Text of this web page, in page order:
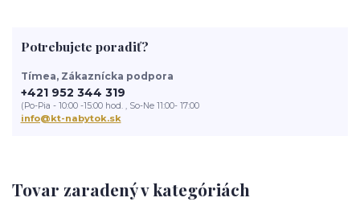
Tovar zaradený v kategóriách
Potrebujete poradiť?
Tímea, Zákaznícka podpora
+421 952 344 319
(Po-Pia - 10:00 -15:00 hod. , So-Ne 11:00- 17:00
info@kt-nabytok.sk